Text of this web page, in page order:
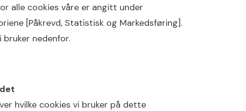
alle cookies våre er angitt under
[Påkrevd, Statistisk og Markedsføring].
bruker nedenfor.
hvilke cookies vi bruker på dette